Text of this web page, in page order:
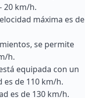
20 km/h.
máxima es de
se permite
h.
equipada con un
es de 110 km/h.
es de 130 km/h.